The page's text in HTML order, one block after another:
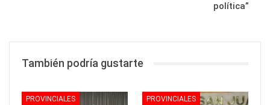
política”
También podría gustarte
PROVINCIALES PROVINCIALES